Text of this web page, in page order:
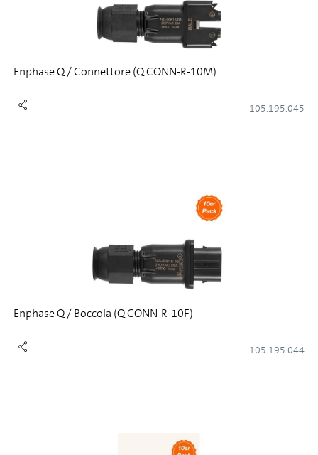
Enphase Q / Connettore (Q CONN-R-10M)
105.195.045
Enphase Q / Boccola (Q CONN-R-10F)
105.195.044